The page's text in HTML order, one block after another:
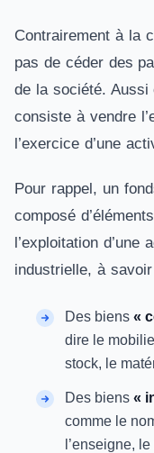
Contrairement à la
pas de céder des
de la société. Aussi
consiste à vendre
l’exercice d’une
Pour rappel, un
composé
l’exploitation
industrielle, à
Des biens «
dire le
stock, le
Des biens «
comme le
l’enseigne,